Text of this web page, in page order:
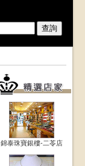
錦泰珠寶銀樓-二苓店